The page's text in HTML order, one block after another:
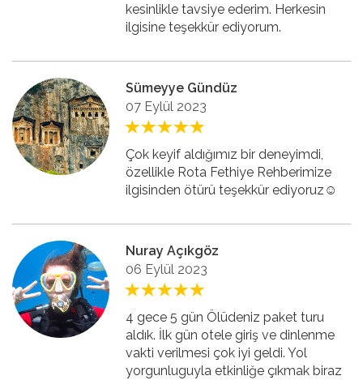
kesinlikle tavsiye ederim. Herkesin
ilgisine teşekkür ediyorum.
Sümeyye Gündüz
07 Eylül 2023
Çok keyif aldığımız bir deneyimdi,
özellikle Rota Fethiye Rehberimize
ilgisinden ötürü teşekkür ediyoruz☺️
Nuray Açıkgöz
06 Eylül 2023
4 gece 5 gün Ölüdeniz paket turu
aldık. İlk gün otele giriş ve dinlenme
vakti verilmesi çok iyi geldi. Yol
yorgunluguyla etkinliğe çıkmak biraz